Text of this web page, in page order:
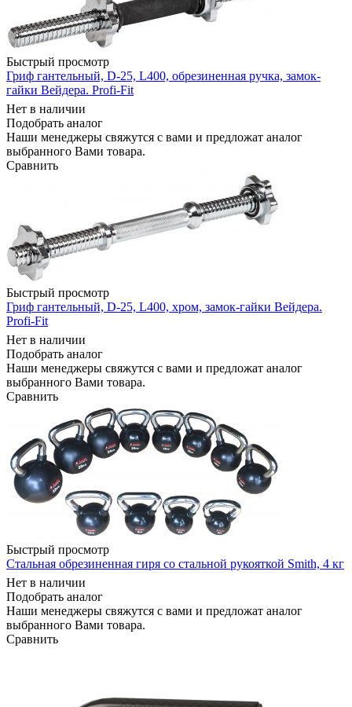
Быстрый просмотр
Гриф гантельный, D-25, L400, обрезиненная ручка, замок-
гайки Вейдера. Profi-Fit
Нет в наличии
Подобрать аналог
Наши менеджеры свяжутся с вами и предложат аналог
выбранного Вами товара.
Сравнить
Быстрый просмотр
Гриф гантельный, D-25, L400, хром, замок-гайки Вейдера.
Profi-Fit
Нет в наличии
Подобрать аналог
Наши менеджеры свяжутся с вами и предложат аналог
выбранного Вами товара.
Сравнить
Быстрый просмотр
Стальная обрезиненная гиря со стальной рукояткой Smith, 4 кг
Нет в наличии
Подобрать аналог
Наши менеджеры свяжутся с вами и предложат аналог
выбранного Вами товара.
Сравнить